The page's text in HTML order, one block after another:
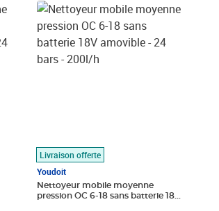
Livraison offerte
Youdoit
Nettoyeur mobile moyenne
pression OC 6-18 sans batterie 18V
Prix barré 169,99€
Prix 144,59€